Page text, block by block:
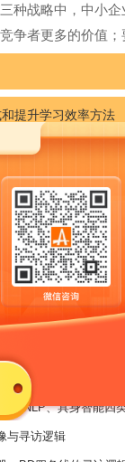
种战略中，中小
争者更多的价值
提升学习效率方法
关心的四个现实问题
、NLP、具身智能四
与寻访逻辑